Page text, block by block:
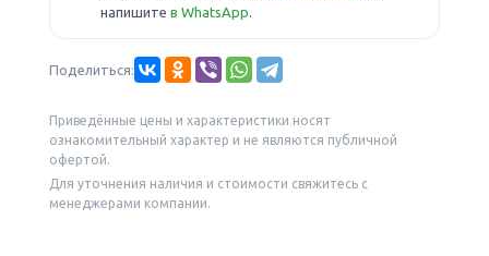
напишите в WhatsApp.
Поделиться:
Приведённые цены и характеристики носят
ознакомительный характер и не являются публичной
офертой.
Для уточнения наличия и стоимости свяжитесь с
менеджерами компании.